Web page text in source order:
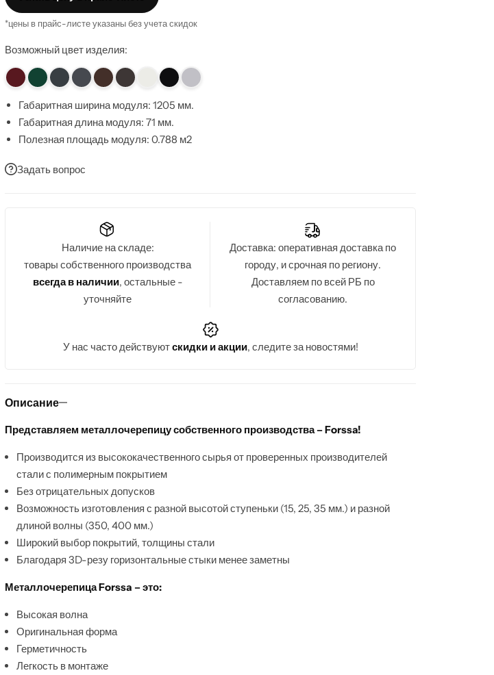
*цены в прайс-листе указаны без учета скидок
Возможный цвет изделия:
Габаритная ширина модуля: 1205 мм.
Габаритная длина модуля: 71 мм.
Полезная площадь модуля: 0.788 м2
Высота волны: 25 мм.
Толщина профиля: 0.4 мм., 0.45 мм., 0.5 мм.
Задать вопрос
Наличие на складе:
товары собственного производства
всегда в наличии, остальные -
уточняйте
Доставка: оперативная доставка по
городу, и срочная по региону.
Доставляем по всей РБ по
согласованию.
У нас часто действуютскидки и акции, следите за новостями!
Описание
Представляем металлочерепицу собственного производства – Forssa!
Производится из высококачественного сырья от проверенных производителей
стали с полимерным покрытием
Без отрицательных допусков
Возможность изготовления с разной высотой ступеньки (15, 25, 35 мм.) и разной
длиной волны (350, 400 мм.)
Широкий выбор покрытий, толщины стали
Благодаря 3D-резу горизонтальные стыки менее заметны
Металлочерепица Forssa – это:
Высокая волна
Оригинальная форма
Герметичность
Легкость в монтаже